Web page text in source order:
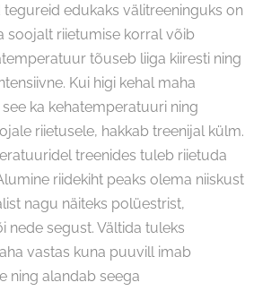
tegureid edukaks välitreeninguks on
soojalt riietumise korral võib
tõuseb liiga kiiresti ning
Kui higi kehal maha
ka kehatemperatuuri ning
riietusele, hakkab treenijal külm.
treenides tuleb riietuda
riidekiht peaks olema niiskust
nagu näiteks polüestrist,
nede segust. Vältida tuleks
vastas kuna puuvill imab
ning alandab seega